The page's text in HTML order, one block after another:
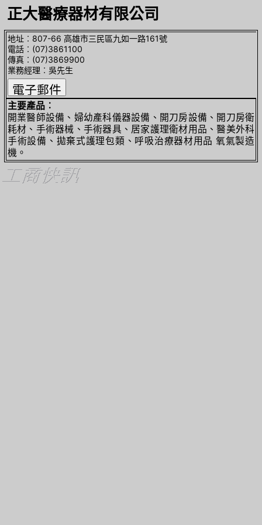
正大醫療器材有限公司
地址︰807-66 高雄市三民區九如一路161號
電話︰(07)3861100
傳真︰(07)3869900
業務經理︰吳先生
主要產品︰
開業醫師設備、婦幼產科儀器設備、開刀房設備、開刀房衛
耗材、手術器械、手術器具、居家護理衛材用品、醫美外科
手術設備、拋棄式護理包類、呼吸治療器材用品 氧氣製造
機。